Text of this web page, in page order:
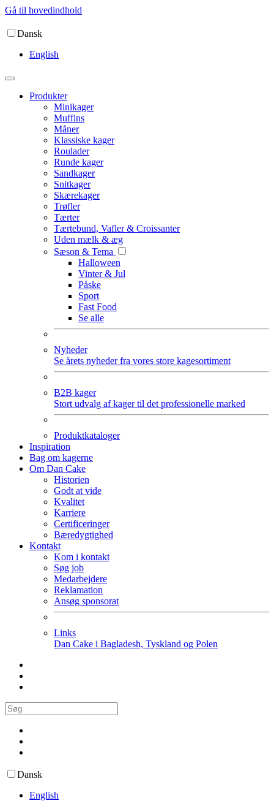
Gå til hovedindhold
Dansk
English
Produkter
Minikager
Muffins
Måner
Klassiske kager
Roulader
Runde kager
Sandkager
Snitkager
Skærekager
Trøfler
Tærter
Tærtebund, Vafler & Croissanter
Uden mælk & æg
Sæson & Tema
Halloween
Vinter & Jul
Påske
Sport
Fast Food
Se alle
Nyheder
Se årets nyheder fra vores store kagesortiment
B2B kager
Stort udvalg af kager til det professionelle marked
Produktkataloger
Inspiration
Bag om kagerne
Om Dan Cake
Historien
Godt at vide
Kvalitet
Karriere
Certificeringer
Bæredygtighed
Kontakt
Kom i kontakt
Søg job
Medarbejdere
Reklamation
Ansøg sponsorat
Links
Dan Cake i Bagladesh, Tyskland og Polen
Dansk
English